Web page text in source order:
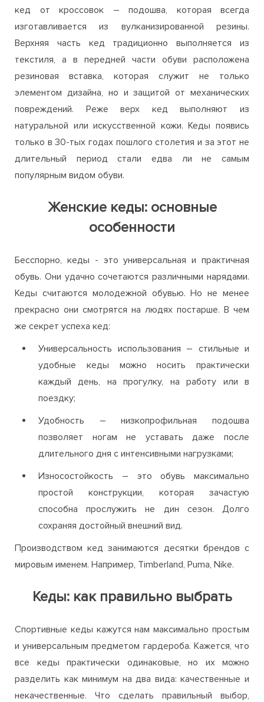
кед от кроссовок – подошва, которая всегда
изготавливается из вулканизированной резины.
Верхняя часть кед традиционно выполняется из
текстиля, а в передней части обуви расположена
резиновая вставка, которая служит не только
элементом дизайна, но и защитой от механических
повреждений. Реже верх кед выполняют из
натуральной или искусственной кожи. Кеды появись
только в 30-тых годах пошлого столетия и за этот не
длительный период стали едва ли не самым
популярным видом обуви.
Женские кеды: основные
особенности
Бесспорно, кеды - это универсальная и практичная
обувь. Они удачно сочетаются различными нарядами.
Кеды считаются молодежной обувью. Но не менее
прекрасно они смотрятся на людях постарше. В чем
же секрет успеха кед:
Универсальность использования – стильные и
удобные кеды можно носить практически
каждый день, на прогулку, на работу или в
поездку;
Удобность – низкопрофильная подошва
позволяет ногам не уставать даже после
длительного дня с интенсивными нагрузками;
Износостойкость – это обувь максимально
простой конструкции, которая зачастую
способна прослужить не дин сезон. Долго
сохраняя достойный внешний вид.
Производством кед занимаются десятки брендов с
мировым именем. Например, Timberland, Puma, Nike.
Кеды: как правильно выбрать
Спортивные кеды кажутся нам максимально простым
и универсальным предметом гардероба. Кажется, что
все кеды практически одинаковые, но их можно
разделить как минимум на два вида: качественные и
некачественные. Что сделать правильный выбор,